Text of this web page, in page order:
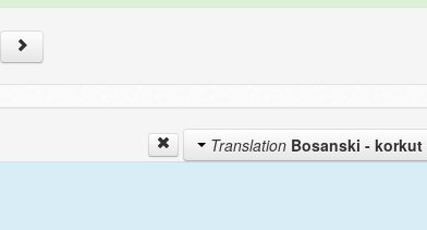
Bosanski - korkut